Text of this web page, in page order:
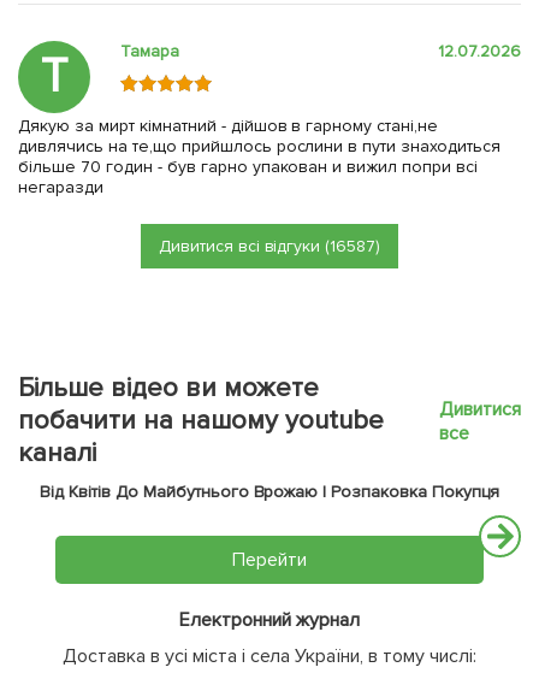
Т Тамара 12.07.2026
Дякую за мирт кімнатний - дійшов в гарному стані,не
дивлячись на те,що прийшлось рослини в пути знаходиться
більше 70 годин - був гарно упакован и вижил попри всі
негаразди
Дивитися всі відгуки (16587)
Більше відео ви можете
побачити на нашому youtube
каналі
Дивитися
все
Від Квітів До Майбутнього Врожаю | Розпаковка Покупця
Перейти
Електронний журнал
Доставка в усі міста і села України, в тому числі: